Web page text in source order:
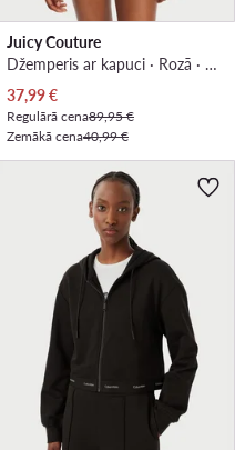
Juicy Couture
Džemperis ar kapuci · Rozā · Slim Fit
Pašreizējā cena
37,99€
Regulārā cena89,95 €
Zemākā cena40,99 €